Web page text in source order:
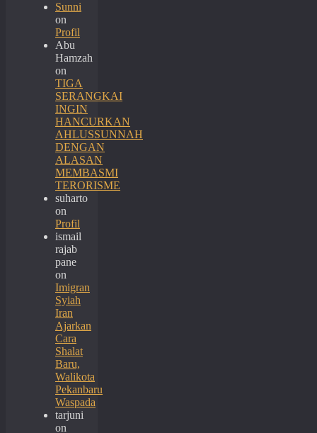
Sunni
on
Profil
Abu
Hamzah
on
TIGA
SERANGKAI
INGIN
HANCURKAN
AHLUSSUNNAH
DENGAN
ALASAN
MEMBASMI
TERORISME
suharto
on
Profil
ismail
rajab
pane
on
Imigran
Syiah
Iran
Ajarkan
Cara
Shalat
Baru,
Walikota
Pekanbaru
Waspada
tarjuni
on